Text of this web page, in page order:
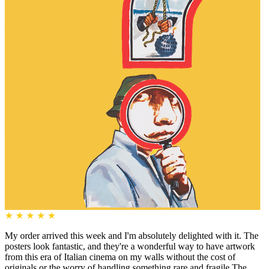
★ ★ ★ ★ ★
My order arrived this week and I'm absolutely delighted with it. The
posters look fantastic, and they're a wonderful way to have artwork
from this era of Italian cinema on my walls without the cost of